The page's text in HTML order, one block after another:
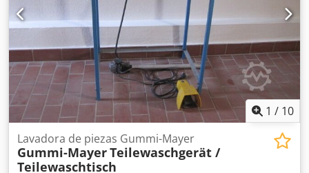
1 / 10
Lavadora de piezas Gummi-Mayer
Gummi-MayerTeilewaschgerät /
Teilewaschtisch